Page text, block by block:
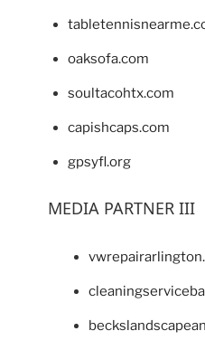
oaksofa.com
soultacohtx.com
capishcaps.com
gpsyfl.org
MEDIA PARTNER III